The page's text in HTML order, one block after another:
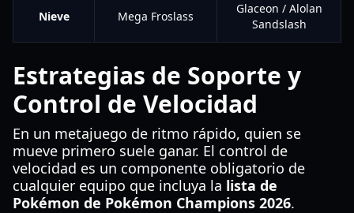
Nieve Mega Froslass
Glaceon / Alolan
Sandslash
Estrategias de Soporte y
Control de Velocidad
En un metajuego de ritmo rápido, quien se
mueve primero suele ganar. El control de
velocidad es un componente obligatorio de
cualquier equipo que incluya la lista de
Pokémon de Pokémon Champions 2026.